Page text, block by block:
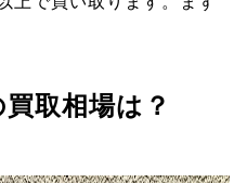
取相場は？